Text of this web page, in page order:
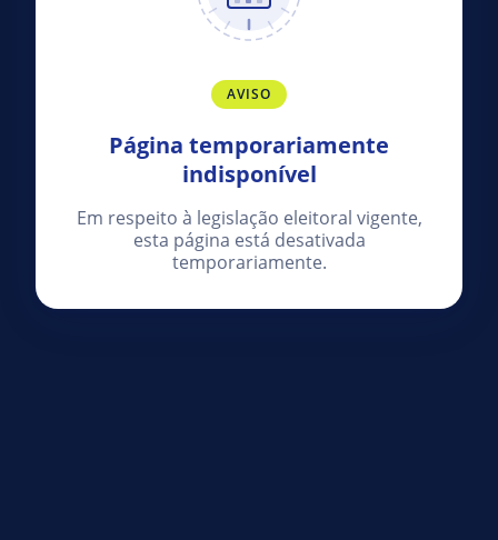
AVISO
Página temporariamente
indisponível
Em respeito à legislação eleitoral vigente,
esta página está desativada
temporariamente.